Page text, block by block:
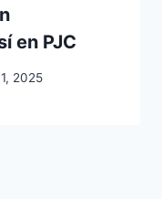
en PJC
2025